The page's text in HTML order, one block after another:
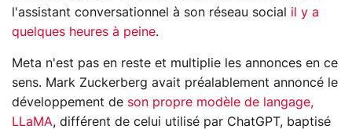
l'assistant conversationnel à son réseau social il y a
quelques heures à peine.
Meta n'est pas en reste et multiplie les annonces en ce
sens. Mark Zuckerberg avait préalablement annoncé le
développement de son propre modèle de langage,
LLaMA, différent de celui utilisé par ChatGPT, baptisé